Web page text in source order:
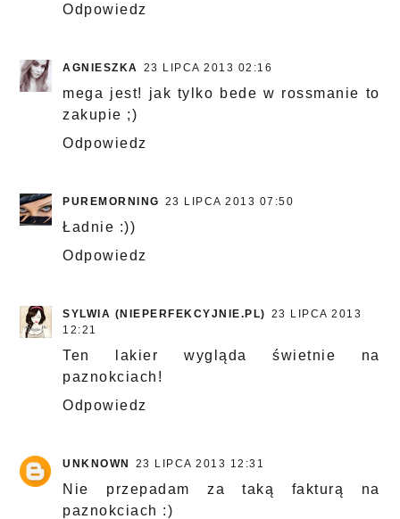
Odpowiedz
AGNIESZKA 23 LIPCA 2013 02:16
mega jest! jak tylko bede w rossmanie to
zakupie ;)
Odpowiedz
PUREMORNING 23 LIPCA 2013 07:50
Ładnie :))
Odpowiedz
SYLWIA (NIEPERFEKCYJNIE.PL) 23 LIPCA 2013
12:21
Ten lakier wygląda świetnie na
paznokciach!
Odpowiedz
UNKNOWN 23 LIPCA 2013 12:31
Nie przepadam za taką fakturą na
paznokciach :)